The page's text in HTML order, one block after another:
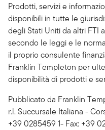
Prodotti, servizi e
disponibili in tutte le
degli Stati Uniti da altri FTI
secondo le leggi e le
il proprio consulente
Franklin Templeton per
disponibilità di prodotti e
Pubblicato da Franklin
r.l. Succursale Italiana -
+39 0285459 1- Fax: +39